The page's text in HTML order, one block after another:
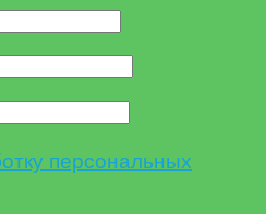
персональных